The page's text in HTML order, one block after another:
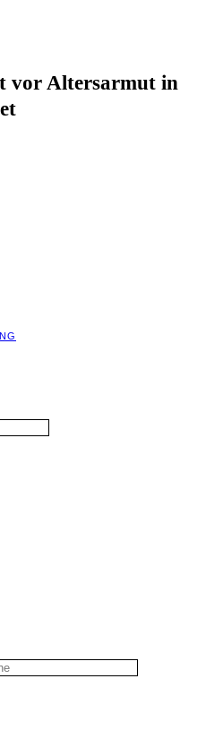
vor Alters­ar­mut in